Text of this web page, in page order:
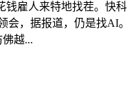
钱雇人来特地找茬。快科
会，据报道，仍是找AI。
越...